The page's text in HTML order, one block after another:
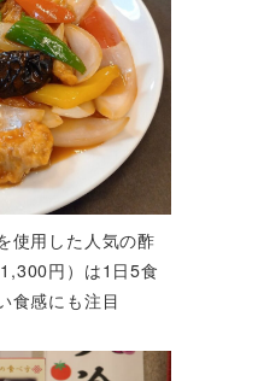
使用した人気の酢
円）は1日5食
食感にも注目